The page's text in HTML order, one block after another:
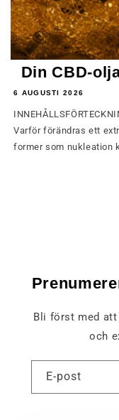
Din CBD-
6 AUGUSTI 2026
Varför förändras ett
former som nukleation
Bli först med
och
E-post